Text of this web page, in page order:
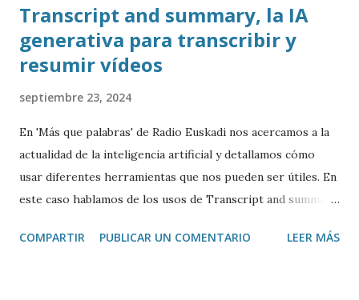
Transcript and summary, la IA
generativa para transcribir y
resumir vídeos
septiembre 23, 2024
En 'Más que palabras' de Radio Euskadi nos acercamos a la
actualidad de la inteligencia artificial y detallamos cómo
usar diferentes herramientas que nos pueden ser útiles. En
este caso hablamos de los usos de Transcript and summary
transcribir y resumir los vídeos de Youtube, así como
COMPARTIR PUBLICAR UN COMENTARIO LEER MÁS